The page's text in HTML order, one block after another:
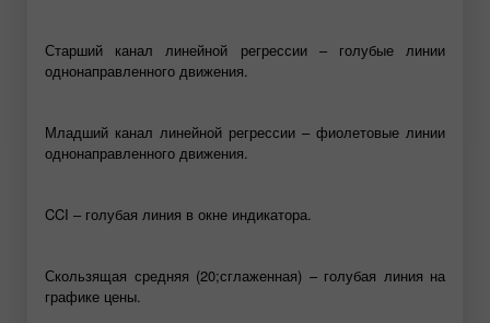
Старший канал линейной регрессии – голубые линии
однонаправленного движения.
Младший канал линейной регрессии – фиолетовые линии
однонаправленного движения.
CCI – голубая линия в окне индикатора.
Скользящая средняя (20;сглаженная) – голубая линия на
графике цены.